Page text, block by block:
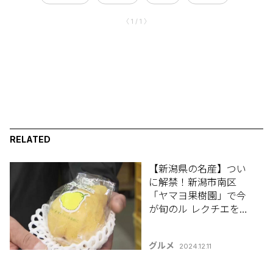
〈 1 / 1 〉
RELATED
【新潟県の名産】つい
に解禁！新潟市南区
「ヤマヨ果樹園」で今
が旬のル レクチエを手
グルメ 2024.12.11